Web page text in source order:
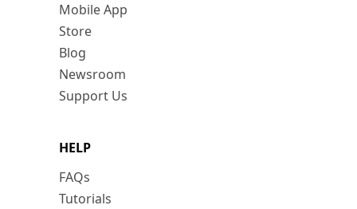
Mobile App
Store
Blog
Newsroom
Support Us
HELP
FAQs
Tutorials